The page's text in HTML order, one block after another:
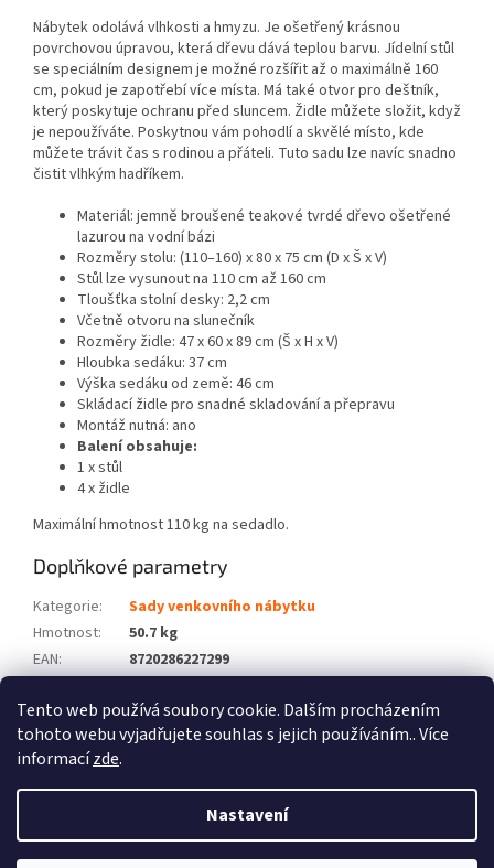
Tento web používá soubory cookie. Dalším procházením
tohoto webu vyjadřujete souhlas s jejich používáním.. Více
informacízde.
Nastavení
Nábytek odolává vlhkosti a hmyzu. Je ošetřený krásnou
povrchovou úpravou, která dřevu dává teplou barvu. Jídelní stůl
se speciálním designem je možné rozšířit až o maximálně 160
cm, pokud je zapotřebí více místa. Má také otvor pro deštník,
který poskytuje ochranu před sluncem. Židle můžete složit, když
je nepoužíváte. Poskytnou vám pohodlí a skvělé místo, kde
můžete trávit čas s rodinou a přáteli. Tuto sadu lze navíc snadno
čistit vlhkým hadříkem.
Materiál: jemně broušené teakové tvrdé dřevo ošetřené
lazurou na vodní bázi
Rozměry stolu: (110–160) x 80 x 75 cm (D x Š x V)
Stůl lze vysunout na 110 cm až 160 cm
Tloušťka stolní desky: 2,2 cm
Včetně otvoru na slunečník
Rozměry židle: 47 x 60 x 89 cm (Š x H x V)
Hloubka sedáku: 37 cm
Výška sedáku od země: 46 cm
Skládací židle pro snadné skladování a přepravu
Montáž nutná: ano
Balení obsahuje:
1 x stůl
4 x židle
Maximální hmotnost 110 kg na sedadlo.
Doplňkové parametry
Kategorie:
Sady venkovního nábytku
Hmotnost:
50.7 kg
EAN:
8720286227299
Počet balíků: 2
Vytvořil Shoptet